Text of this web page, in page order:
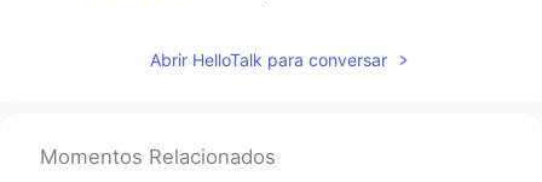
ES JPPT EL
Vlad
Abrir HelloTalk para conversar
Momentos Relacionados